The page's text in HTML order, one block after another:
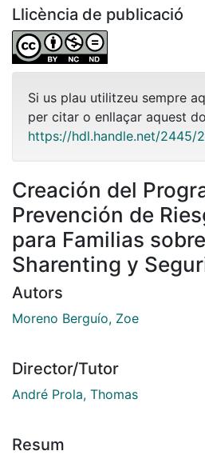
Llicència de publicació
Si us plau utilitzeu sempre
per citar o enllaçar aquest
https://hdl.handle.net/2445/
Creación del
Prevención de
para Familias
Sharenting y
Autors
Moreno Berguío, Zoe
Director/Tutor
André Prola, Thomas
Resum